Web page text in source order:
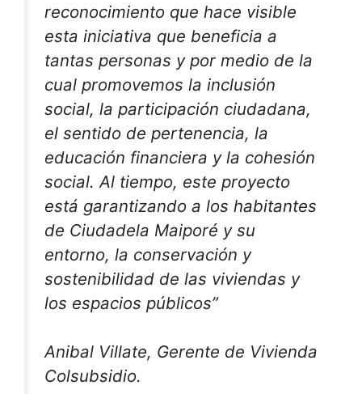
reconocimiento que hace visible
esta iniciativa que beneficia a
tantas personas y por medio de la
cual promovemos la inclusión
social, la participación ciudadana,
el sentido de pertenencia, la
educación financiera y la cohesión
social. Al tiempo, este proyecto
está garantizando a los habitantes
de Ciudadela Maiporé y su
entorno, la conservación y
sostenibilidad de las viviendas y
los espacios públicos”
Anibal Villate, Gerente de Vivienda
Colsubsidio.